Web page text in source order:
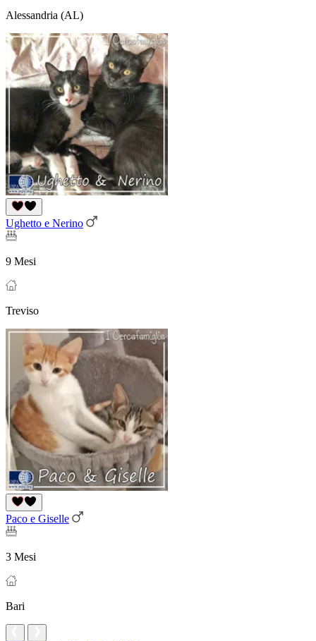
Alessandria (AL)
Ughetto e Nerino
9 Mesi
Treviso
Paco e Giselle
3 Mesi
Bari